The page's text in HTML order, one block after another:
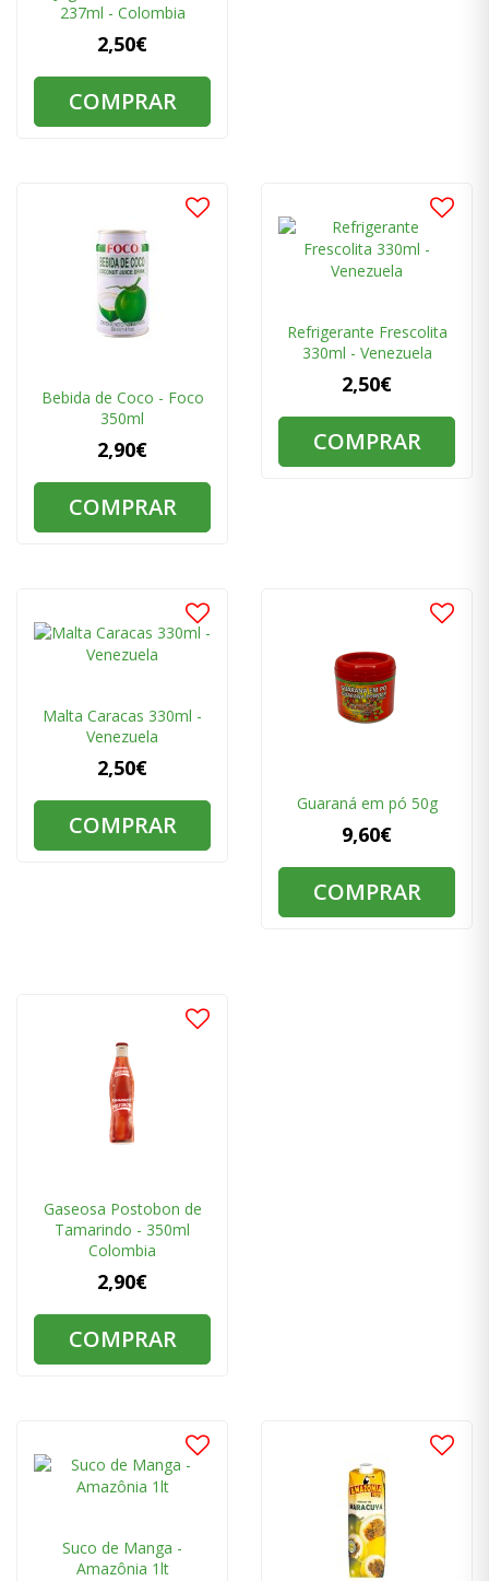
237ml - Colombia
2,50€
COMPRAR
Bebida de Coco - Foco
350ml
2,90€
COMPRAR
Refrigerante Frescolita
330ml - Venezuela
2,50€
COMPRAR
Malta Caracas 330ml -
Venezuela
2,50€
COMPRAR
Guaraná em pó 50g
9,60€
COMPRAR
Gaseosa Postobon de
Tamarindo - 350ml
Colombia
2,90€
COMPRAR
Suco de Manga -
Amazônia 1lt